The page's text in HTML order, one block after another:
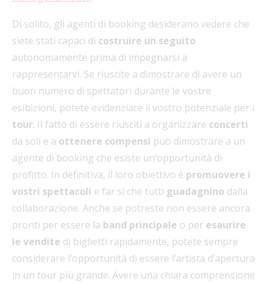
Di solito, gli agenti di booking desiderano vedere che
siete stati capaci di costruire un seguito
autonomamente prima di impegnarsi a
rappresentarvi. Se riuscite a dimostrare di avere un
buon numero di spettatori durante le vostre
esibizioni, potete evidenziare il vostro potenziale per i
tour. Il fatto di essere riusciti a organizzare concerti
da soli e a ottenere compensi può dimostrare a un
agente di booking che esiste un’opportunità di
profitto. In definitiva, il loro obiettivo è promuovere i
vostri spettacoli e far sì che tutti guadagnino dalla
collaborazione. Anche se potreste non essere ancora
pronti per essere la band principale o per esaurire
le vendite di biglietti rapidamente, potete sempre
considerare l’opportunità di essere l’artista d’apertura
in un tour più grande. Avere una chiara comprensione